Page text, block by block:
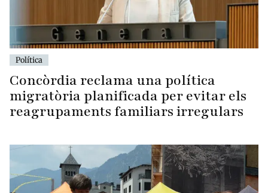
Política
Concòrdia reclama una política
migratòria planificada per evitar els
reagrupaments familiars irregulars